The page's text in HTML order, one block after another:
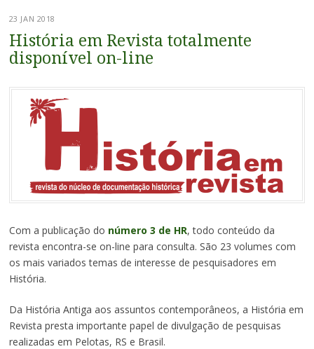
23 JAN 2018
História em Revista totalmente
disponível on-line
Com a publicação do número 3 de HR, todo conteúdo da
revista encontra-se on-line para consulta. São 23 volumes com
os mais variados temas de interesse de pesquisadores em
História.
Da História Antiga aos assuntos contemporâneos, a História em
Revista presta importante papel de divulgação de pesquisas
realizadas em Pelotas, RS e Brasil.